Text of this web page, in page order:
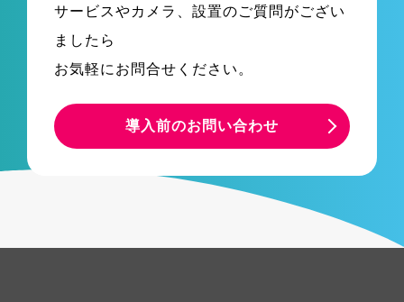
サービスやカメラ、設置のご質問がござい
ましたら
お気軽にお問合せください。
導入前のお問い合わせ